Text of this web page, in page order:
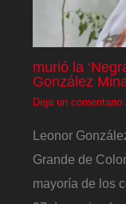
murió la
González
Deja un comentario
Leonor
Grande de
mayoría de los